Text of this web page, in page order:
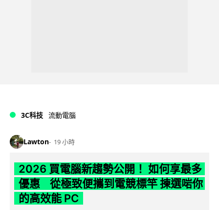
3C科技 流動電腦
Lawton 19 小時
2026 買電腦新趨勢公開！ 如何享最多
優惠 從極致便攜到電競標竿 揀選啱你
的高效能 PC